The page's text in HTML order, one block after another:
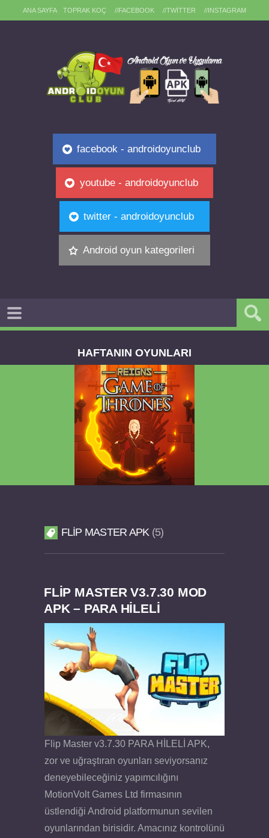
ANA SAYFA TOPRAK KOÇ //FACEBOOK //TWITTER //INSTAGRAM
facebook - androidoyunclub
youtube - androidoyunclub
twitter - androidoyunclub
Android oyun kategorileri
HAFTANIN OYUNLARI
Felix the Reaper v1.25 FULL APK
FLIP MASTER APK 5
FLIP MASTER V3.7.30 MOD
APK – PARA HİLELİ
Flip Master v3.7.30 PARA HİLELİ APK,
zor ve uğraştıran oyunları seviyorsanız
deneyebileceğiniz yapımcılığını
MotionVolt Games Ltd firmasının
üstlendiği Android platformunun sevilen
oyunlarından birisidir. Amacınız kontrolünü